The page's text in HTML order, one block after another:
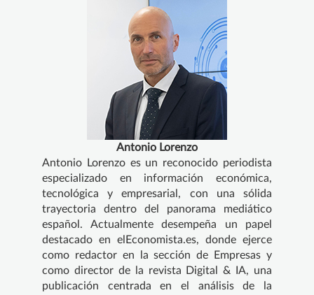
Antonio Lorenzo
Antonio Lorenzo es un reconocido periodista
especializado en información económica,
tecnológica y empresarial, con una sólida
trayectoria dentro del panorama mediático
español. Actualmente desempeña un papel
destacado en elEconomista.es, donde ejerce
como redactor en la sección de Empresas y
como director de la revista Digital & IA, una
publicación centrada en el análisis de la